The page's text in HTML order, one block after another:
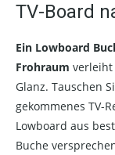
TV-Board
Ein Lowboard
Frohraum verleiht
Glanz. Tauschen
gekommenes TV-
Lowboard aus
Buche